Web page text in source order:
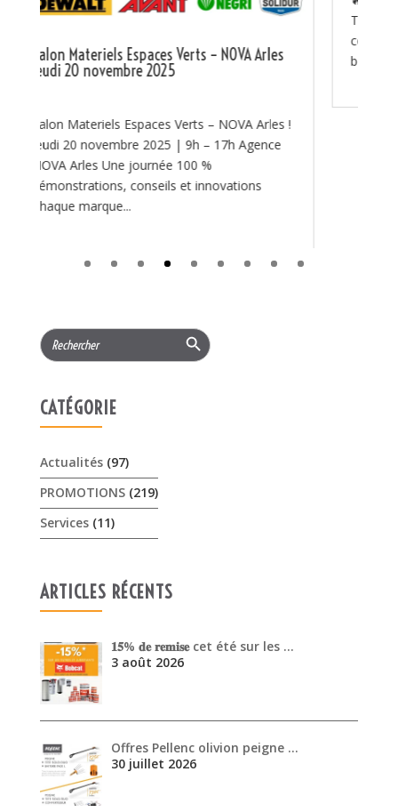
Tsurumi disponible chez NOVA ! 🔥 🔥 La lutte
bonne préparation. 🔥 Chaque été, les...
Search
for:
Search Button
CATÉGORIE
PROMOTIONS
𝟏𝟓% 𝐝𝐞 𝐫𝐞𝐦𝐢𝐬𝐞 cet été sur les …
3 août 2026
30 juin 2026